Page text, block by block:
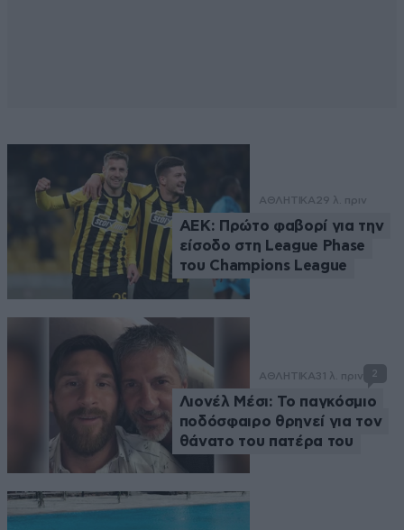
ΑΘΛΗΤΙΚΑ29 λ. πριν
ΑΕΚ: Πρώτο φαβορί για την
είσοδο στη League Phase
του Champions League
ΑΘΛΗΤΙΚΑ31 λ. πριν 2
Λιονέλ Μέσι: Το παγκόσμιο
ποδόσφαιρο θρηνεί για τον
θάνατο του πατέρα του